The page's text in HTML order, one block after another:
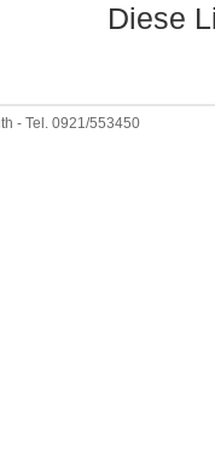
Diese
- Tel. 0921/553450